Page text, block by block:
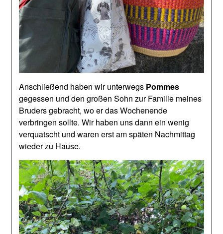
Anschließend haben wir unterwegs Pommes
gegessen und den großen Sohn zur Familie meines
Bruders gebracht, wo er das Wochenende
verbringen sollte. Wir haben uns dann ein wenig
verquatscht und waren erst am späten Nachmittag
wieder zu Hause.